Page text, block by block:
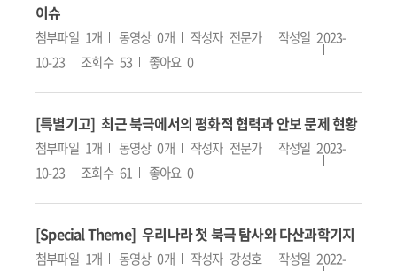
이슈
첨부파일 1개 동영상 0개 작성자 전문가 작성일 2023-
10-23
조회수 53 좋아요 0
[특별기고] 최근 북극에서의 평화적 협력과 안보 문제 현황
첨부파일 1개 동영상 0개 작성자 전문가 작성일 2023-
10-23
조회수 61 좋아요 0
[Special Theme] 우리나라 첫 북극 탐사와 다산과학기지
첨부파일 1개 동영상 0개 작성자 강성호 작성일 2022-